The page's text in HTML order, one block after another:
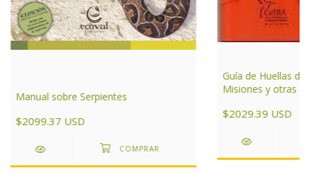
Manual sobre Serpientes
$2099.37 USD
Guía de Huellas
Misiones y otras
$2029.39 USD